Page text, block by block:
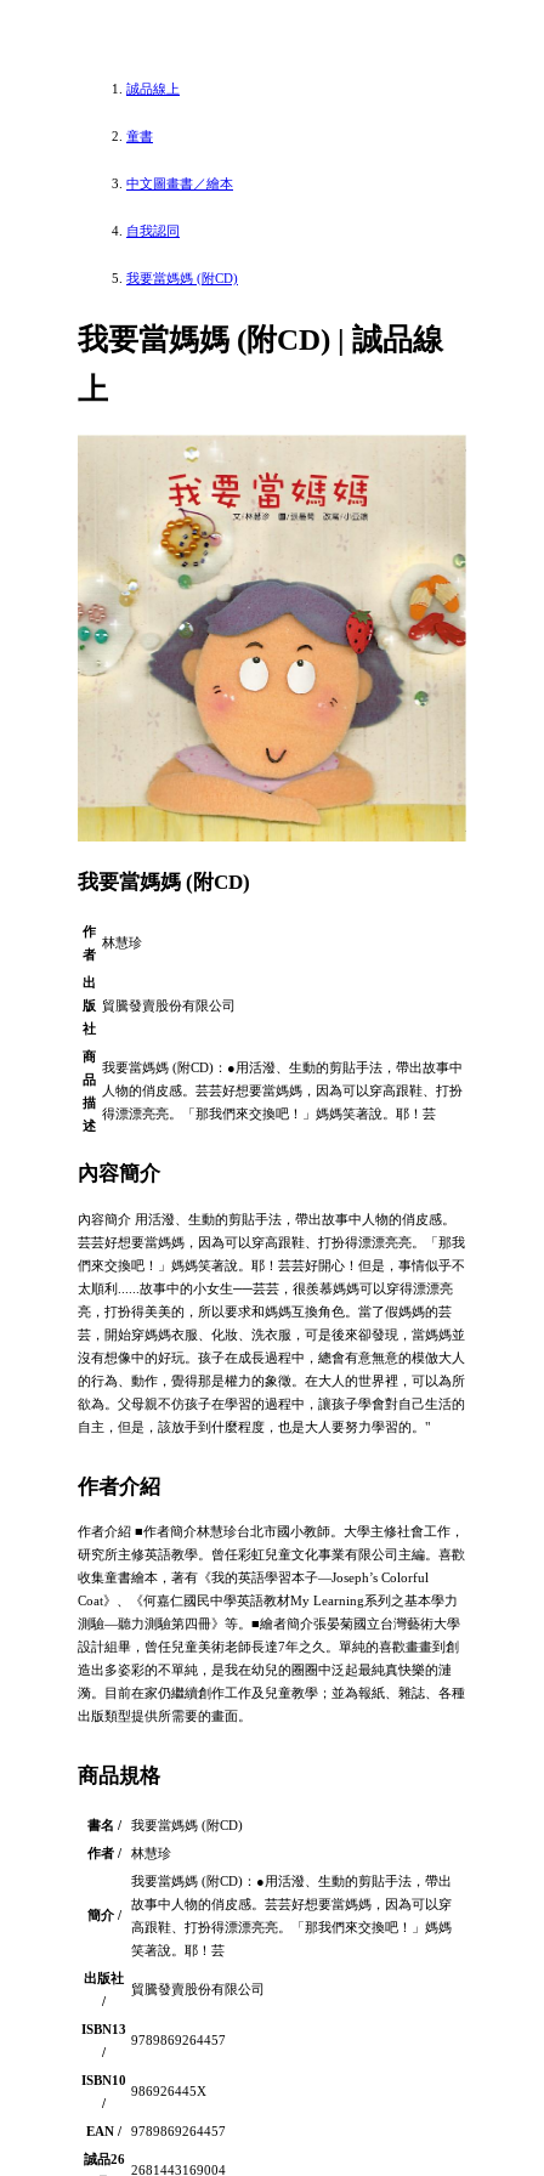
誠品線上
童書
中文圖畫書／繪本
自我認同
我要當媽媽 (附CD)
我要當媽媽 (附CD) | 誠品線
上
我要當媽媽 (附CD)
作
者
林慧珍
出
版
社
貿騰發賣股份有限公司
商
品
描
述
我要當媽媽 (附CD)：●用活潑、生動的剪貼手法，帶出故事中
人物的俏皮感。芸芸好想要當媽媽，因為可以穿高跟鞋、打扮
得漂漂亮亮。「那我們來交換吧！」媽媽笑著說。耶！芸
內容簡介
內容簡介 用活潑、生動的剪貼手法，帶出故事中人物的俏皮感。
芸芸好想要當媽媽，因為可以穿高跟鞋、打扮得漂漂亮亮。「那我
們來交換吧！」媽媽笑著說。耶！芸芸好開心！但是，事情似乎不
太順利......故事中的小女生──芸芸，很羨慕媽媽可以穿得漂漂亮
亮，打扮得美美的，所以要求和媽媽互換角色。當了假媽媽的芸
芸，開始穿媽媽衣服、化妝、洗衣服，可是後來卻發現，當媽媽並
沒有想像中的好玩。孩子在成長過程中，總會有意無意的模倣大人
的行為、動作，覺得那是權力的象徵。在大人的世界裡，可以為所
欲為。父母親不仿孩子在學習的過程中，讓孩子學會對自己生活的
自主，但是，該放手到什麼程度，也是大人要努力學習的。"
作者介紹
作者介紹 ■作者簡介林慧珍台北市國小教師。大學主修社會工作，
研究所主修英語教學。曾任彩虹兒童文化事業有限公司主編。喜歡
收集童書繪本，著有《我的英語學習本子—Joseph’s Colorful
Coat》、《何嘉仁國民中學英語教材My Learning系列之基本學力
測驗—聽力測驗第四冊》等。■繪者簡介張晏菊國立台灣藝術大學
設計組畢，曾任兒童美術老師長達7年之久。單純的喜歡畫畫到創
造出多姿彩的不單純，是我在幼兒的圈圈中泛起最純真快樂的漣
漪。目前在家仍繼續創作工作及兒童教學；並為報紙、雜誌、各種
出版類型提供所需要的畫面。
商品規格
書名 /
我要當媽媽 (附CD)
作者 /
林慧珍
簡介 /
我要當媽媽 (附CD)：●用活潑、生動的剪貼手法，帶出
故事中人物的俏皮感。芸芸好想要當媽媽，因為可以穿
高跟鞋、打扮得漂漂亮亮。「那我們來交換吧！」媽媽
笑著說。耶！芸
出版社
/
貿騰發賣股份有限公司
ISBN13
/
9789869264457
ISBN10
/
986926445X
EAN /
9789869264457
誠品26
2681443169004